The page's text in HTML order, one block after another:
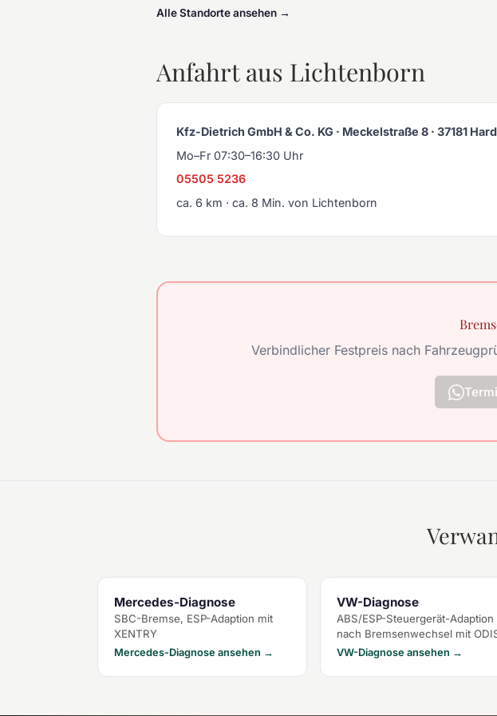
Alle Standorte ansehen →
Anfahrt aus Lichtenborn
Kfz-Dietrich GmbH & Co. KG · Meckelstraße 8 · 37181
Mo–Fr 07:30–16:30 Uhr
05505 5236
ca. 6 km · ca. 8 Min. von Lichtenborn
Verbindlicher Festpreis nach
Mercedes-Diagnose
SBC-Bremse, ESP-Adaption mit
XENTRY
Mercedes-Diagnose ansehen →
VW-Diagnose
ABS/ESP-Steuergerät-Adaption
nach Bremsenwechsel mit
VW-Diagnose ansehen →